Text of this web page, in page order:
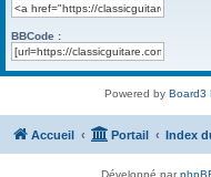
BBCode :
Powered by Board3
Accueil Portail Index
Développé par